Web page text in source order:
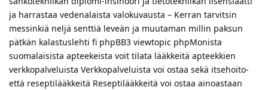
ja harrastaa vedenalaista valokuvausta – Kerran tarvitsin
messinkiä neljä senttiä leveän ja muutaman millin paksun
pätkän kalastuslehti fi phpBB3 viewtopic phpMonista
suomalaisista apteekeista voit tilata lääkkeitä apteekkien
verkkopalveluista Verkkopalveluista voi ostaa sekä itsehoito-
että reseptilääkkeitä Reseptilääkkeitä voi ostaa ainoastaan